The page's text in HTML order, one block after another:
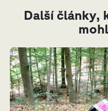
Další články,